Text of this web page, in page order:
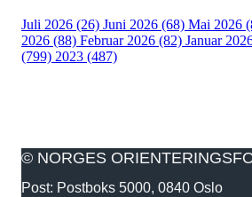
Juli 2026 (26) Juni 2026 (68) Mai 2026
2026 (88) Februar 2026 (82) Januar
(799) 2023 (487)
© NORGES
Post: Postboks 5000, 0840 Oslo